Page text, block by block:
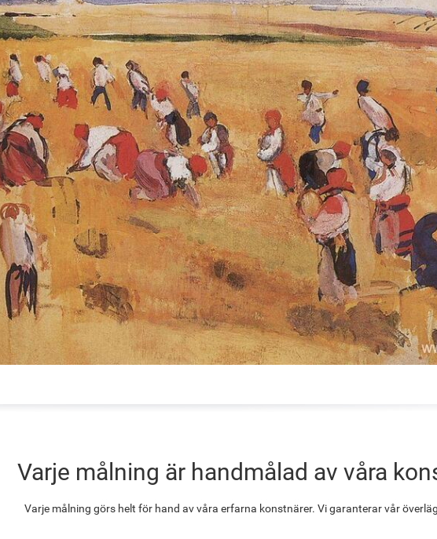
Varje målning är handmålad av våra
Varje målning görs helt för hand av våra erfarna konstnärer. Vi garanterar vår